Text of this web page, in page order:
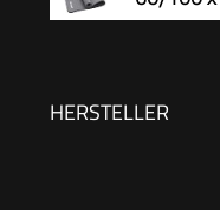
HERSTELLER